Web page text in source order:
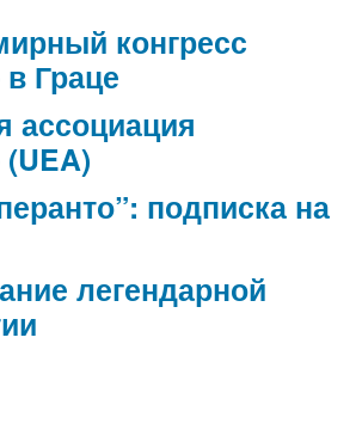
конгресс
Граце
ассоциация
подписка на
легендарной